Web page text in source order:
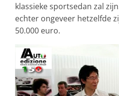
klassieke sportsedan zal
echter ongeveer hetzelfde
50.000 euro.